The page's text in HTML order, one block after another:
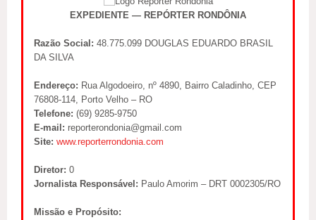
EXPEDIENTE — REPÓRTER RONDÔNIA
Razão Social: 48.775.099 DOUGLAS EDUARDO BRASIL
DA SILVA
Endereço: Rua Algodoeiro, nº 4890, Bairro Caladinho, CEP
76808-114, Porto Velho – RO
Telefone: (69) 9285-9750
E-mail: reporterondonia@gmail.com
Site: www.reporterrondonia.com
Diretor: 0
Jornalista Responsável: Paulo Amorim – DRT 0002305/RO
Missão e Propósito: